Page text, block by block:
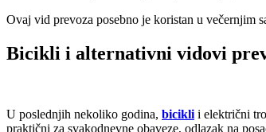
Ovaj vid prevoza posebno je koristan u večernjim
Bicikli i alternativni vidovi
U poslednjih nekoliko godina, bicikli i električni
praktični za svakodnevne obaveze, odlazak na